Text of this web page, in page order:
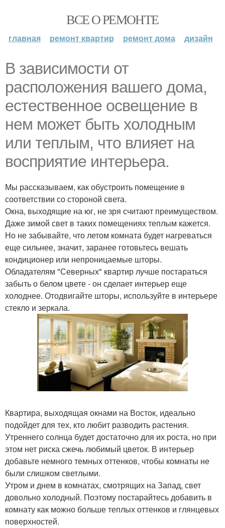
ВСЕ О РЕМОНТЕ
главная ремонт квартир ремонт дома дизайн
В зависимости от
расположения вашего дома,
естественное освещение в
нем может быть холодным
или теплым, что влияет на
восприятие интерьера.
Мы рассказываем, как обустроить помещение в
соответствии со стороной света.
Окна, выходящие на юг, не зря считают преимуществом.
Даже зимой свет в таких помещениях теплым кажется.
Но не забывайте, что летом комната будет нагреваться
еще сильнее, значит, заранее готовьтесь вешать
кондиционер или непроницаемые шторы.
Обладателям "Северных" квартир лучше постараться
забыть о белом цвете - он сделает интерьер еще
холоднее. Отодвигайте шторы, используйте в интерьере
стекло и зеркала.
Квартира, выходящая окнами на Восток, идеально
подойдет для тех, кто любит разводить растения.
Утреннего солнца будет достаточно для их роста, но при
этом нет риска сжечь любимый цветок. В интерьер
добавьте немного темных оттенков, чтобы комнаты не
были слишком светлыми.
Утром и днем в комнатах, смотрящих на Запад, свет
довольно холодный. Поэтому постарайтесь добавить в
комнату как можно больше теплых оттенков и глянцевых
поверхностей.